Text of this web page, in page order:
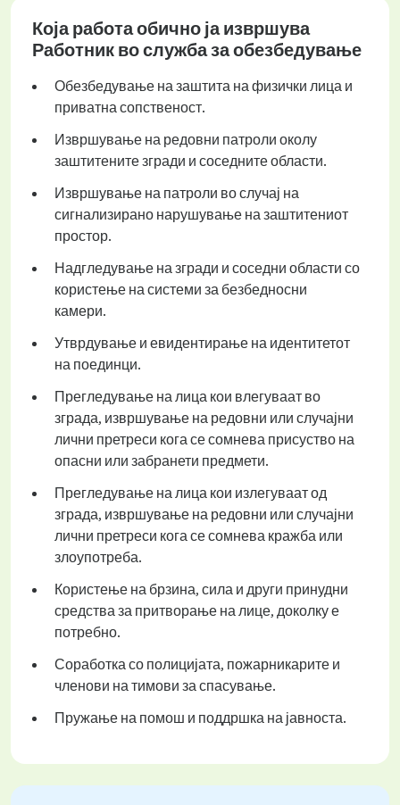
Која работа обично ја извршува
Работник во служба за обезбедување
Обезбедување на заштита на физички лица и
приватна сопственост.
Извршување на редовни патроли околу
заштитените згради и соседните области.
Извршување на патроли во случај на
сигнализирано нарушување на заштитениот
простор.
Надгледување на згради и соседни области со
користење на системи за безбедносни
камери.
Утврдување и евидентирање на идентитетот
на поединци.
Прегледување на лица кои влегуваат во
зграда, извршување на редовни или случајни
лични претреси кога се сомнева присуство на
опасни или забранети предмети.
Прегледување на лица кои излегуваат од
зграда, извршување на редовни или случајни
лични претреси кога се сомнева кражба или
злоупотреба.
Користење на брзина, сила и други принудни
средства за притворање на лице, доколку е
потребно.
Соработка со полицијата, пожарникарите и
членови на тимови за спасување.
Пружање на помош и поддршка на јавноста.